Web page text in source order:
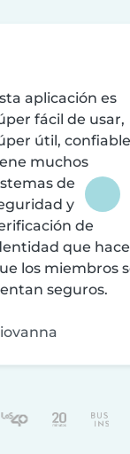
aplicación es
fácil de usar,
útil,
muchos
de
y
de
que
los miembros
seguros.